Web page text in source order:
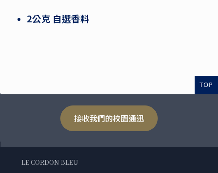
2公克 自選香料
TOP
接收我們的校園通迅
LE CORDON BLEU